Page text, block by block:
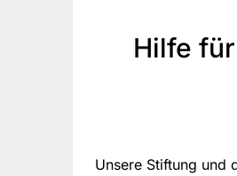
Hilfe
Unsere Stiftung und